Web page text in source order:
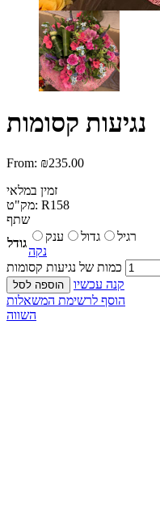
נגיעות קסומות
From: ₪235.00
זמין במלאי
מק"ט: R158
שתף
גודל
רגיל גדול
ענק
נקה
כמות של נגיעות קסומות
הוספה לסל
קנה עכשיו
הוסף לרשימת המשאלות
השווה